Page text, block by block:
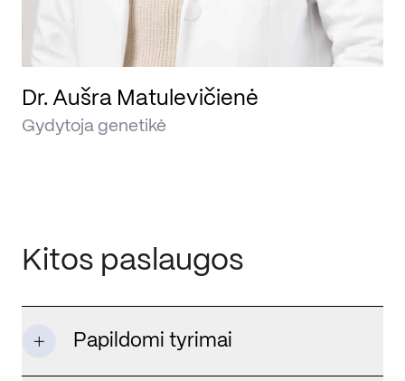
Dr. Aušra Matulevičienė
Gydytoja genetikė
Kitos paslaugos
Papildomi tyrimai